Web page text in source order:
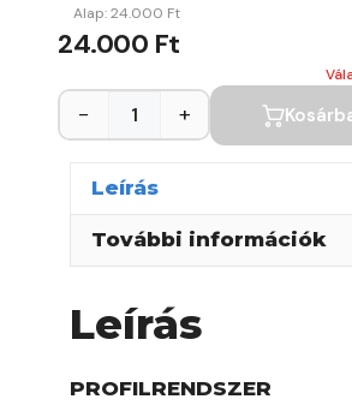
Alap:24.000 Ft
24.000 Ft
− +
Leírás
További információk
Leírás
PROFILRENDSZER